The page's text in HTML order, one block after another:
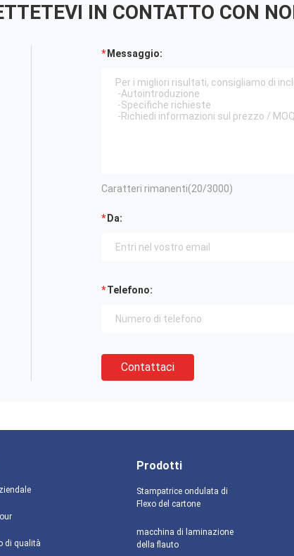
IN ​​CONTATTO CON
Messaggio:
Caratteri rimanenti(20/3000)
Da:
Telefono:
Contattaci
di qualità
Prodotti
Stampatrice ondulata di
Flexo del cartone
macchina di laminazione
della flauto